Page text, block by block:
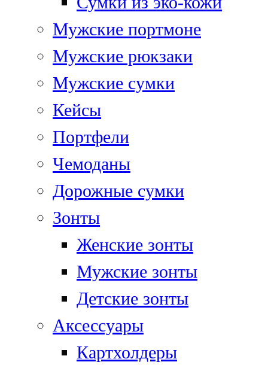
Мужские портмоне
Мужские рюкзаки
Мужские сумки
Кейсы
Портфели
Чемоданы
Дорожные сумки
Зонты
Женские зонты
Мужские зонты
Детские зонты
Аксессуары
Картхолдеры